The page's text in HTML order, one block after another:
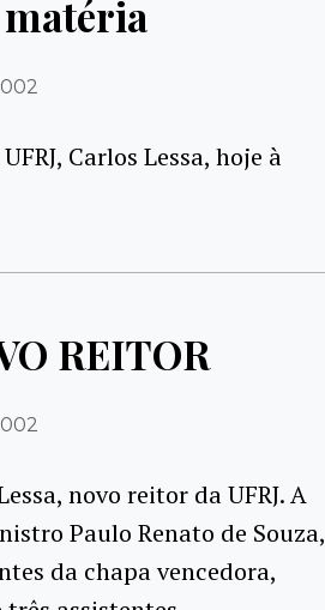
Carlos Lessa, hoje à
REITOR
novo reitor da UFRJ. A
Paulo Renato de Souza,
da chapa vencedora,